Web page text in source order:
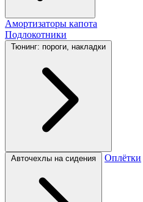
Амортизаторы капота
Подлокотники
Тюнинг: пороги, накладки
Авточехлы на сидения Оплётки